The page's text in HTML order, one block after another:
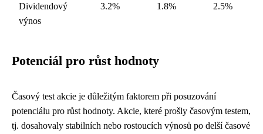
Dividendový
výnos
3.2% 1.8% 2.5%
Potenciál pro růst hodnoty
Časový test akcie je důležitým faktorem při posuzování
potenciálu pro růst hodnoty. Akcie, které prošly časovým testem,
tj. dosahovaly stabilních nebo rostoucích výnosů po delší časové